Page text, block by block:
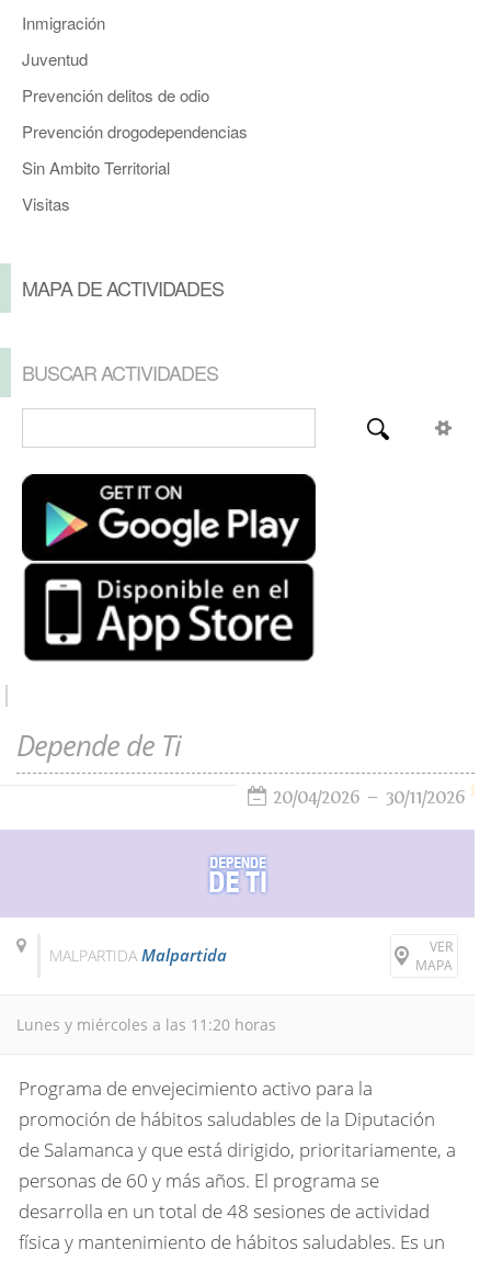
Inmigración
Juventud
Prevención delitos de odio
Prevención drogodependencias
Sin Ambito Territorial
Visitas
MAPA DE ACTIVIDADES
BUSCAR ACTIVIDADES
Depende de Ti
20/04/2026 30/11/2026
MALPARTIDA Malpartida
VER
MAPA
Lunes y miércoles a las 11:20 horas
Programa de envejecimiento activo para la
promoción de hábitos saludables de la Diputación
de Salamanca y que está dirigido, prioritariamente, a
personas de 60 y más años. El programa se
desarrolla en un total de 48 sesiones de actividad
física y mantenimiento de hábitos saludables. Es un